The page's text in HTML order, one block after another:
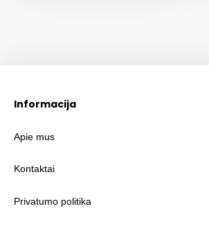
Informacija
Apie mus
Kontaktai
Privatumo politika